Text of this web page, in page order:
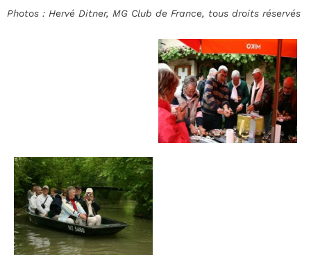
Photos : Hervé Ditner, MG Club de France, tous droits réservés